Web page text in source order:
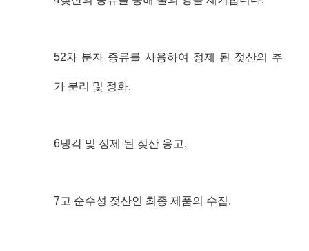
52차 분자 증류를 사용하여 정제 된 젖산의 추
가 분리 및 정화.
6냉각 및 정제 된 젖산 응고.
7고 순수성 젖산인 최종 제품의 수집.